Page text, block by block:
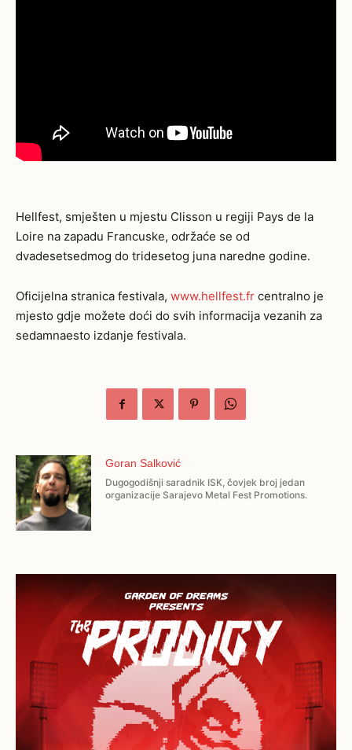
Hellfest, smješten u mjestu Clisson u regiji Pays de la
Loire na zapadu Francuske, održaće se od
dvadesetsedmog do tridesetog juna naredne godine.
Oficijelna stranica festivala, www.hellfest.fr centralno je
mjesto gdje možete doći do svih informacija vezanih za
sedamnaesto izdanje festivala.
Goran Salković
Dugogodišnji saradnik ISK, čovjek broj jedan
organizacije Sarajevo Metal Fest Promotions.